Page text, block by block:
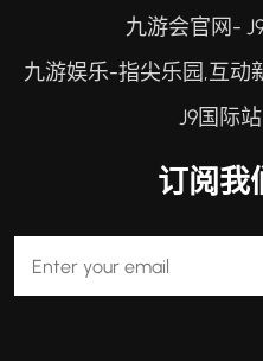
九游会官网-
九游娱乐-指尖乐园,互动
J9国际
订阅我